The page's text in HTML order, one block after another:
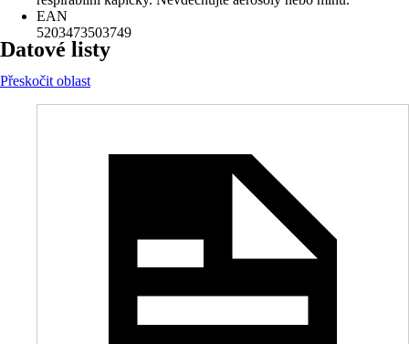
EAN
5203473503749
Datové listy
Přeskočit oblast